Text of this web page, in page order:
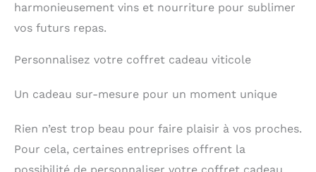
harmonieusement vins et nourriture pour sublimer
vos futurs repas.
Personnalisez votre coffret cadeau viticole
Un cadeau sur-mesure pour un moment unique
Rien n’est trop beau pour faire plaisir à vos proches.
Pour cela, certaines entreprises offrent la